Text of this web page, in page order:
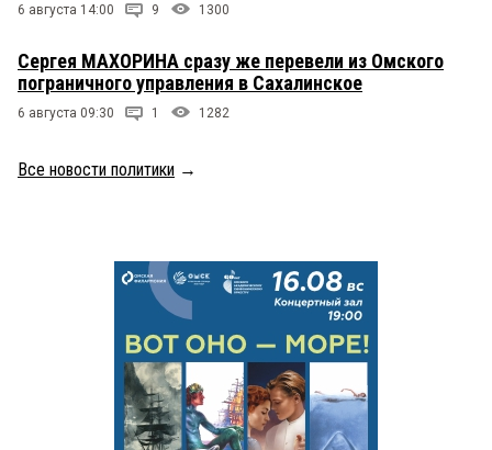
6 августа 14:00 9 1300
Сергея МАХОРИНА сразу же перевели из Омского
пограничного управления в Сахалинское
6 августа 09:30 1 1282
Все новости политики →